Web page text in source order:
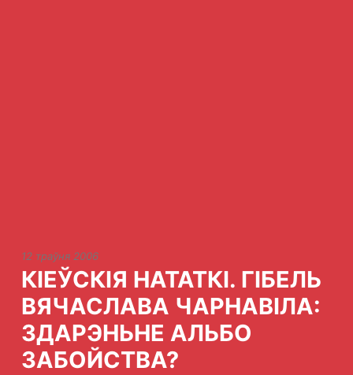
12 траўня 2006
КІЕЎСКІЯ НАТАТКІ. ГІБЕЛЬ
ВЯЧАСЛАВА ЧАРНАВІЛА:
ЗДАРЭНЬНЕ АЛЬБО
ЗАБОЙСТВА?